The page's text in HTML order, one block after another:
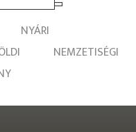
NYÁRI
NEMZETISÉGI